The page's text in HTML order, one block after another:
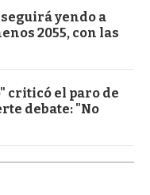
yendo a
2055, con las
criticó el paro de
debate: "No